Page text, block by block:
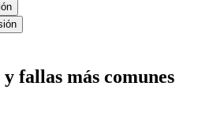
fallas más comunes